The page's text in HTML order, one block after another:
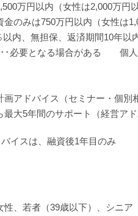
万円以内（女性は2,000万円以
金のみは750万円以内（女性は
以内、無担保、返済期間10年以
･必要となる場合がある 個人
アドバイス（セミナー・個別
最大5年間のサポート（経営ア
イスは、融資後1年目のみ
性、若者（39歳以下）、シニ